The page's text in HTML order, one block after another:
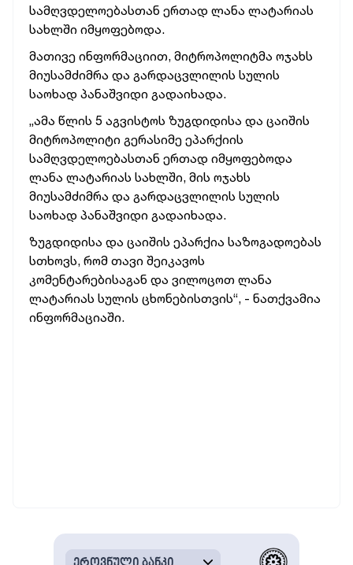
სამღვდელოებასთან ერთად ლანა ლატარიას
სახლში იმყოფებოდა.
მათივე ინფორმაციით, მიტროპოლიტმა ოჯახს
მიუსამძიმრა და გარდაცვლილის სულის
საოხად პანაშვიდი გადაიხადა.
„ამა წლის 5 აგვისტოს ზუგდიდისა და ცაიშის
მიტროპოლიტი გერასიმე ეპარქიის
სამღვდელოებასთან ერთად იმყოფებოდა
ლანა ლატარიას სახლში, მის ოჯახს
მიუსამძიმრა და გარდაცვლილის სულის
საოხად პანაშვიდი გადაიხადა.
ზუგდიდისა და ცაიშის ეპარქია საზოგადოებას
სთხოვს, რომ თავი შეიკავოს
კომენტარებისაგან და ვილოცოთ ლანა
ლატარიას სულის ცხონებისთვის“, - ნათქვამია
ინფორმაციაში.